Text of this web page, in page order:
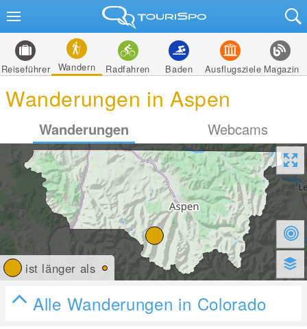
Reiseführer Wandern Radfahren Baden Ausflugsziele Magazin
Wanderungen in Aspen
Wanderungen Webcams
ist länger als
Alle Wanderungen in Colorado